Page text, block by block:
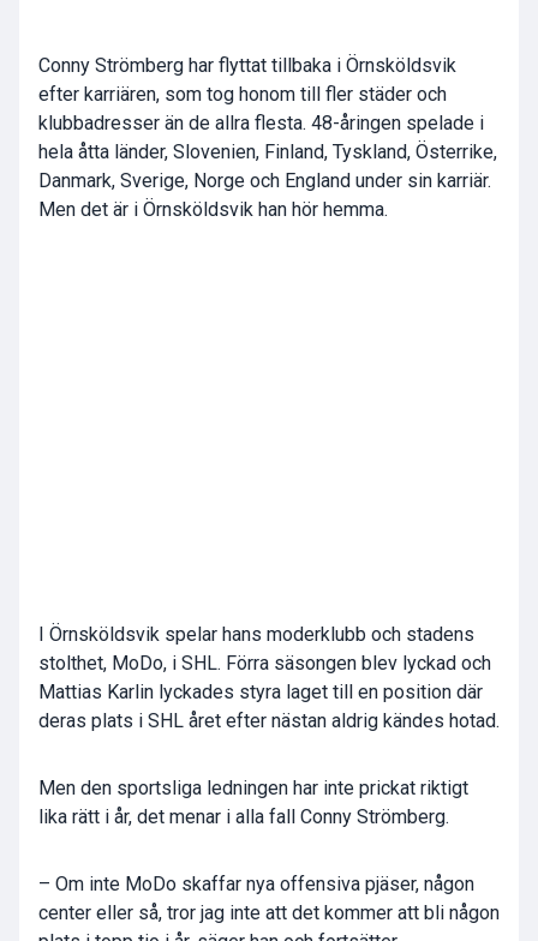
Conny Strömberg har flyttat tillbaka i Örnsköldsvik
efter karriären, som tog honom till fler städer och
klubbadresser än de allra flesta. 48-åringen spelade i
hela åtta länder, Slovenien, Finland, Tyskland, Österrike,
Danmark, Sverige, Norge och England under sin karriär.
Men det är i Örnsköldsvik han hör hemma.
I Örnsköldsvik spelar hans moderklubb och stadens
stolthet, MoDo, i SHL. Förra säsongen blev lyckad och
Mattias Karlin lyckades styra laget till en position där
deras plats i SHL året efter nästan aldrig kändes hotad.
Men den sportsliga ledningen har inte prickat riktigt
lika rätt i år, det menar i alla fall Conny Strömberg.
– Om inte MoDo skaffar nya offensiva pjäser, någon
center eller så, tror jag inte att det kommer att bli någon